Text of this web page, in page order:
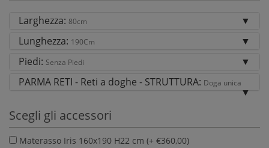
Larghezza: 80cm
Lunghezza: 190Cm
Piedi: Senza Piedi
PARMA RETI - Reti a doghe - STRUTTURA: Doga unica
Scegli gli accessori
Materasso Iris 160x190 H22 cm (+ €360,00)